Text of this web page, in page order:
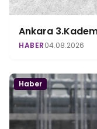
Ankara
HABER04.08.2026
Haber